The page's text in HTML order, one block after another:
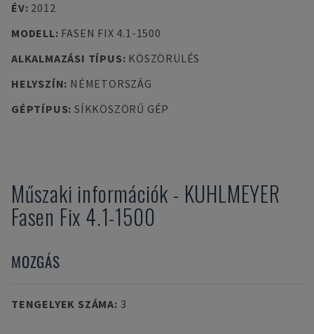
ÉV: 2012
MODELL: FASEN FIX 4.1-1500
ALKALMAZÁSI TÍPUS: KÖSZÖRÜLÉS
HELYSZÍN: NÉMETORSZÁG
GÉPTÍPUS: SÍKKÖSZÖRŰ GÉP
Műszaki információk - KUHLMEYER
Fasen Fix 4.1-1500
MOZGÁS
TENGELYEK SZÁMA: 3